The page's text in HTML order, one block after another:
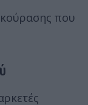
που